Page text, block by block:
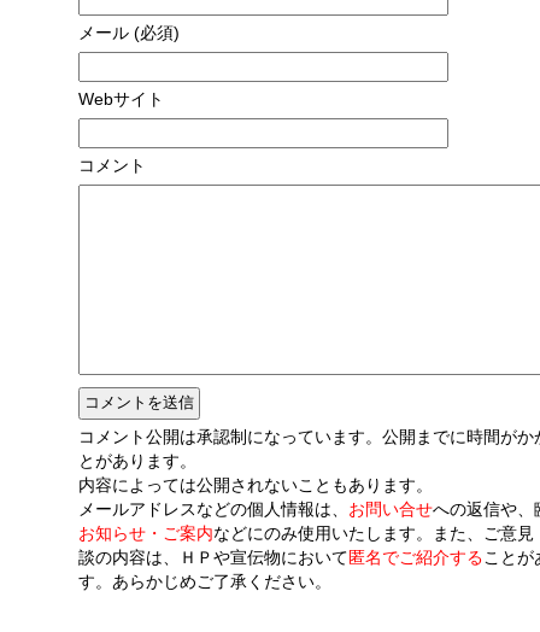
メール (必須)
Webサイト
コメント
コメント公開は承認制になっています。公開までに時間がか
とがあります。
内容によっては公開されないこともあります。
メールアドレスなどの個人情報は、 お問い合せへの返信や、
お知らせ・ご案内などにのみ使用いたします。また、ご意見
談の内容は、ＨＰや宣伝物において 匿名でご紹介することが
す。あらかじめご了承ください。